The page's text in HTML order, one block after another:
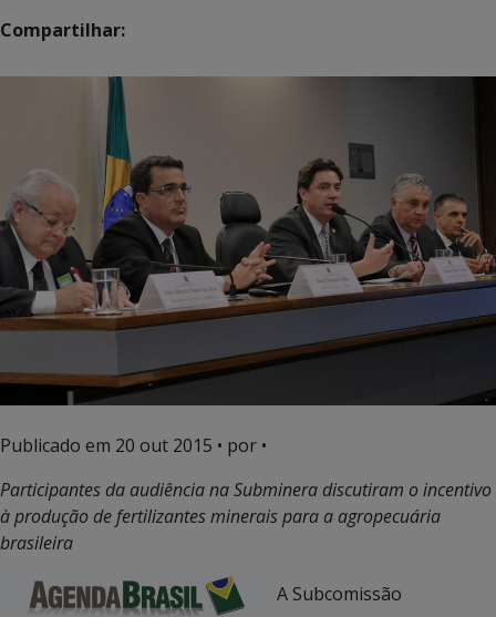
Compartilhar:
Publicado em 20 out 2015 • por •
Participantes da audiência na Subminera discutiram o incentivo
à produção de fertilizantes minerais para a agropecuária
brasileira
A Subcomissão